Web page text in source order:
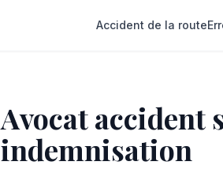
Accident de la route
Avocat accident
indemnisation